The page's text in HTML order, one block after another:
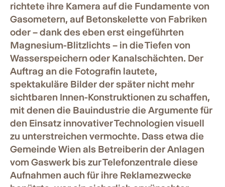
richtete ihre Kamera auf die Fundamente von
Gasometern, auf Betonskelette von Fabriken
oder – dank des eben erst eingeführten
Magnesium-Blitzlichts – in die Tiefen von
Wasserspeichern oder Kanalschächten. Der
Auftrag an die Fotografin lautete,
spektakuläre Bilder der später nicht mehr
sichtbaren Innen-Konstruktionen zu schaffen,
mit denen die Bauindustrie die Argumente für
den Einsatz innovativer Technologien visuell
zu unterstreichen vermochte. Dass etwa die
Gemeinde Wien als Betreiberin der Anlagen
vom Gaswerk bis zur Telefonzentrale diese
Aufnahmen auch für ihre Reklamezwecke